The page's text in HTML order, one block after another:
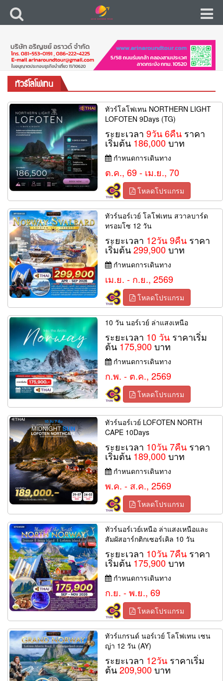
ทัวร์โลโฟเทน
ทัวร์โลโฟเทน NORTHERN LIGHT
LOFOTEN 9Days (TG)
ระยะเวลา9วัน 6คืน ราคา
เริ่มต้น 186,000บาท
กำหนดการเดินทาง
ต.ค., 69 - เม.ย., 70
โหลดโปรแกรม
ทัวร์นอร์เวย์ โลโฟเทน สวาลบาร์ด
ทรอมโซ 12 วัน
ระยะเวลา 12วัน 9คืน ราคา
เริ่มต้น299,900บาท
กำหนดการเดินทาง
เม.ย. - ก.ย., 2569
โหลดโปรแกรม
10 วัน นอร์เวย์ ล่าแสงเหนือ
ระยะเวลา 10 วัน ราคาเริ่ม
ต้น 175,900บาท
กำหนดการเดินทาง
ก.พ. - ต.ค., 2569
โหลดโปรแกรม
ทัวร์นอร์เวย์ LOFOTEN NORTH
CAPE 10Days
ระยะเวลา 10วัน 7คืน ราคา
เริ่มต้น 189,000บาท
กำหนดการเดินทาง
พ.ค. - ส.ค., 2569
โหลดโปรแกรม
ทัวร์นอร์เวย์เหนือ ล่าแสงเหนือและ
สัมผัสอาร์กติกเซอร์เคิล 10 วัน
ระยะเวลา 10วัน 7คืน ราคา
เริ่มต้น 175,900บาท
กำหนดการเดินทาง
ก.ย. - พ.ย., 69
โหลดโปรแกรม
ทัวร์แกรนด์ นอร์เวย์ โลโฟเทน เซน
ญ่า 12 วัน (AY)
ระยะเวลา 12วัน ราคาเริ่ม
ต้น209,900บาท